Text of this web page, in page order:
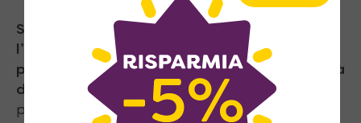
Scopriamo come la disposizione degli spazi,
l’ordine e la multifunzionalità degli ambienti
possono migliorare concretamente la qualità
della vita
quotidiana, con un focus
particolare sul ruolo che i mobili a scomparsa